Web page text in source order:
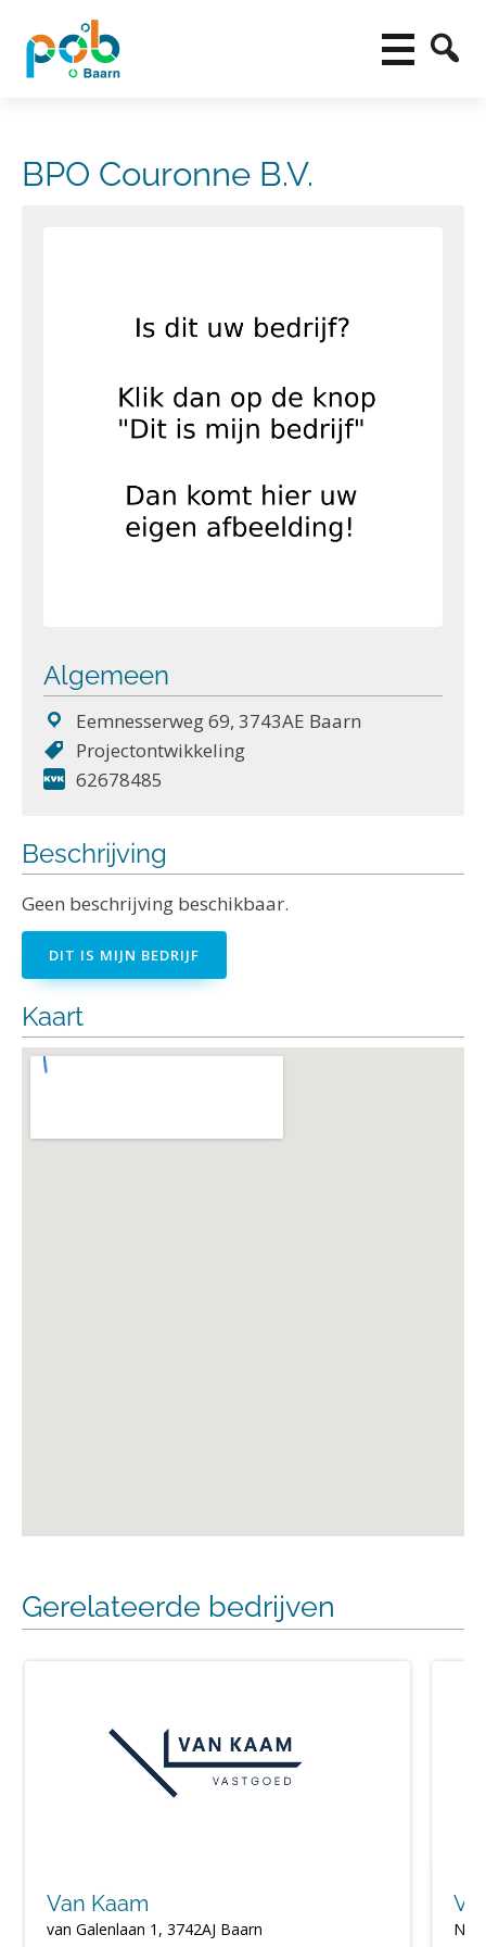
BPO Couronne B.V.
Algemeen
Eemnesserweg 69, 3743AE Baarn
Projectontwikkeling
62678485
Beschrijving
Geen beschrijving beschikbaar.
DIT IS MIJN BEDRIJF
Kaart
Gerelateerde bedrijven
Van Kaam
van Galenlaan 1, 3742AJ Baarn